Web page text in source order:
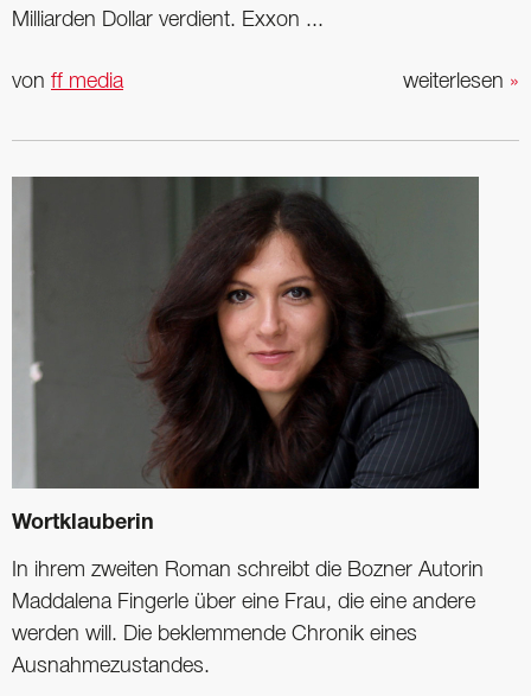
Milliarden Dollar verdient. Exxon ...
weiterlesen »
von ff media
Wortklauberin
In ihrem zweiten Roman schreibt die Bozner Autorin
Maddalena Fingerle über eine Frau, die eine andere
werden will. Die beklemmende Chronik eines
Ausnahmezustandes.